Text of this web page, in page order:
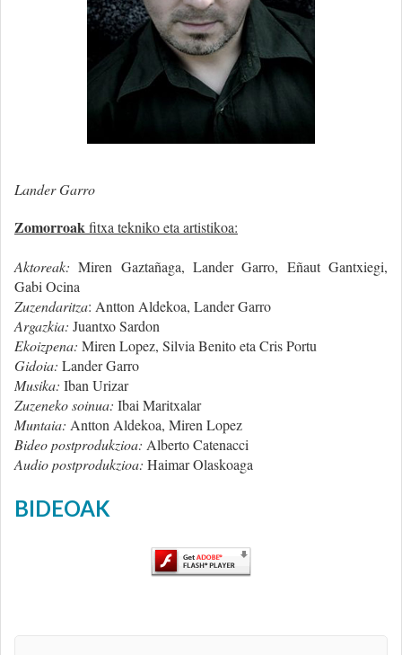
Lander Garro
Zomorroakfitxa tekniko eta artistikoa:
Aktoreak: Miren Gaztañaga, Lander Garro, Eñaut Gantxiegi,
Gabi Ocina
Zuzendaritza: Antton Aldekoa, Lander Garro
Argazkia: Juantxo Sardon
Ekoizpena: Miren Lopez, Silvia Benito eta Cris Portu
Gidoia: Lander Garro
Musika: Iban Urizar
Zuzeneko soinua: Ibai Maritxalar
Muntaia: Antton Aldekoa, Miren Lopez
Bideo postprodukzioa: Alberto Catenacci
Audio postprodukzioa: Haimar Olaskoaga
BIDEOAK